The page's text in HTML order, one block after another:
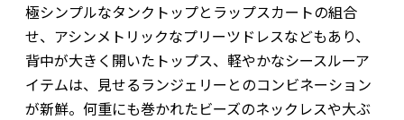
極シンプルなタンクトップとラップスカートの組合
せ、アシンメトリックなプリーツドレスなどもあり、
背中が大きく開いたトップス、軽やかなシースルーア
イテムは、見せるランジェリーとのコンビネーション
が新鮮。何重にも巻かれたビーズのネックレスや大ぶ